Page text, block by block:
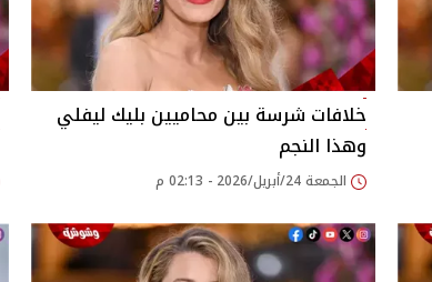
خلافات شرسة بين محاميين بليك ليفلي
وهذا النجم
الجمعة 24/أبريل/2026 - 02:13 م